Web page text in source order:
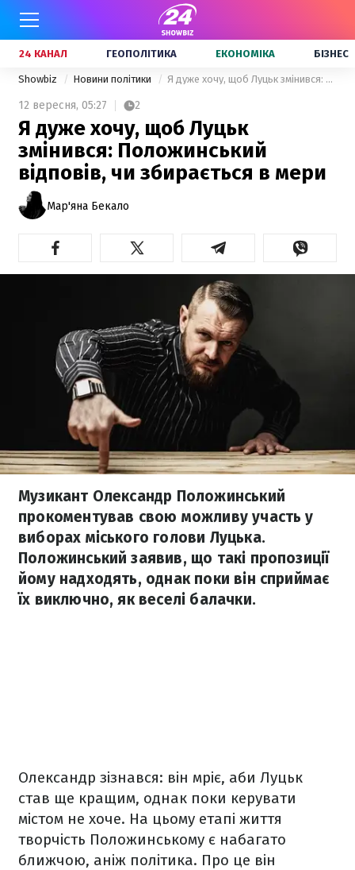
24 КАНАЛ ГЕОПОЛІТИКА ЕКОНОМІКА БІЗНЕС
Showbiz Новини політики Я дуже хочу, щоб Луцьк змінився: Положинський відповів, чи збирається в мери
12 вересня, 05:27 2
Я дуже хочу, щоб Луцьк
змінився: Положинський
відповів, чи збирається в мери
Мар'яна Бекало
Музикант Олександр Положинський
прокоментував свою можливу участь у
виборах міського голови Луцька.
Положинський заявив, що такі пропозиції
йому надходять, однак поки він сприймає
їх виключно, як веселі балачки.
Олександр зізнався: він мріє, аби Луцьк
став ще кращим, однак поки керувати
містом не хоче. На цьому етапі життя
творчість Положинському є набагато
ближчою, аніж політика. Про це він